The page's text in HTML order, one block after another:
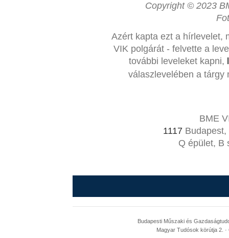
Copyright © 2023
Azért kapta ezt a hírlevelet,
VIK polgárát - felvette a
további leveleket kapni,
válaszlevelében a tárgy
BME
1117
Q épület, B
Budapesti Műszaki és
Magyar Tudósok körútja 2. ·